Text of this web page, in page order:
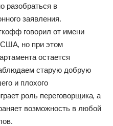
разобраться в
заявления.
говорил от имени
США, но при этом
остается
старую добрую
и плохого
роль переговорщика, а
возможность в любой